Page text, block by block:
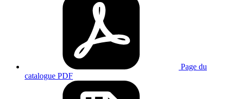
Page du
catalogue PDF